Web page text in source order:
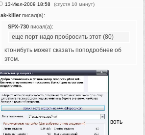
13-Июл-2009 18:58 (спустя 10 минут)
ak-killer писал(а):
SPX-730писал(а):
еще порт надо пробросить этот (80)
ктонибуть может сказать поподробнее об
этом.
воть